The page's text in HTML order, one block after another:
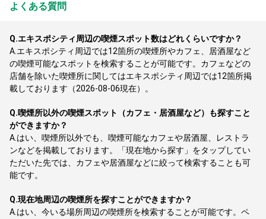
よくある質問
Q.エキスポシティ周辺の喫煙スポット数はどれくらいですか？
A. エキスポシティ周辺では12箇所の喫煙所やカフェ、居酒屋など
の喫煙可能なスポットを検索することが可能です。カフェなどの
店舗を除いた喫煙所に関してはエキスポシティ周辺では12箇所掲
載しております（2026-08-06現在）。
Q.喫煙所以外の喫煙スポット（カフェ・居酒屋など）も探すこと
ができますか？
A. はい、喫煙所以外でも、喫煙可能なカフェや居酒屋、レストラ
ンなどを掲載しております。「現在地から探す」をタップしてい
ただいた先では、カフェや居酒屋などに絞って検索することも可
能です。
Q.現在地周辺の喫煙所を探すことができますか？
A. はい、今いる場所周辺の喫煙所を検索することが可能です。ペ